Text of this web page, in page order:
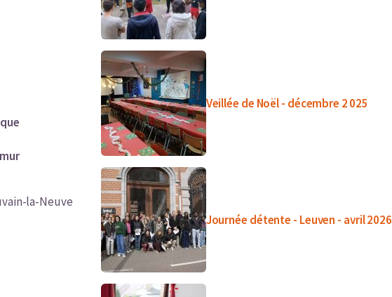
la-Neuve
Veillée de Noël - décembre 2 025
Journée détente - Leuven - avril 2026